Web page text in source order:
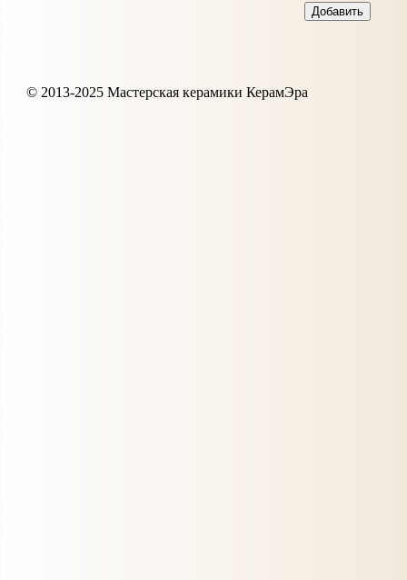
© 2013-2025 Мастерская керамики КерамЭра